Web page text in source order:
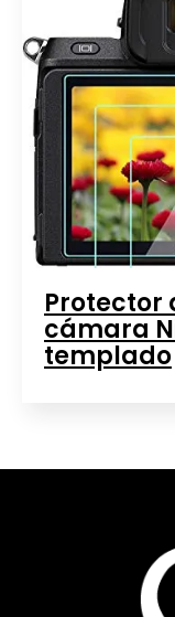
Protector
cámara
templado